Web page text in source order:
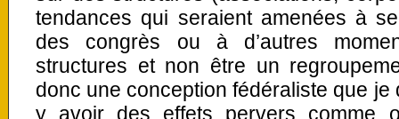
tendances qui seraient amenées à
des congrès ou à d’autres
structures et non être un
donc une conception fédéraliste que je
y avoir des effets pervers comme